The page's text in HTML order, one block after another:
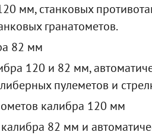
мм, станковых
гранатометов.
82 мм
120 и 82 мм,
пулеметов и
калибра 120 мм
82 мм и